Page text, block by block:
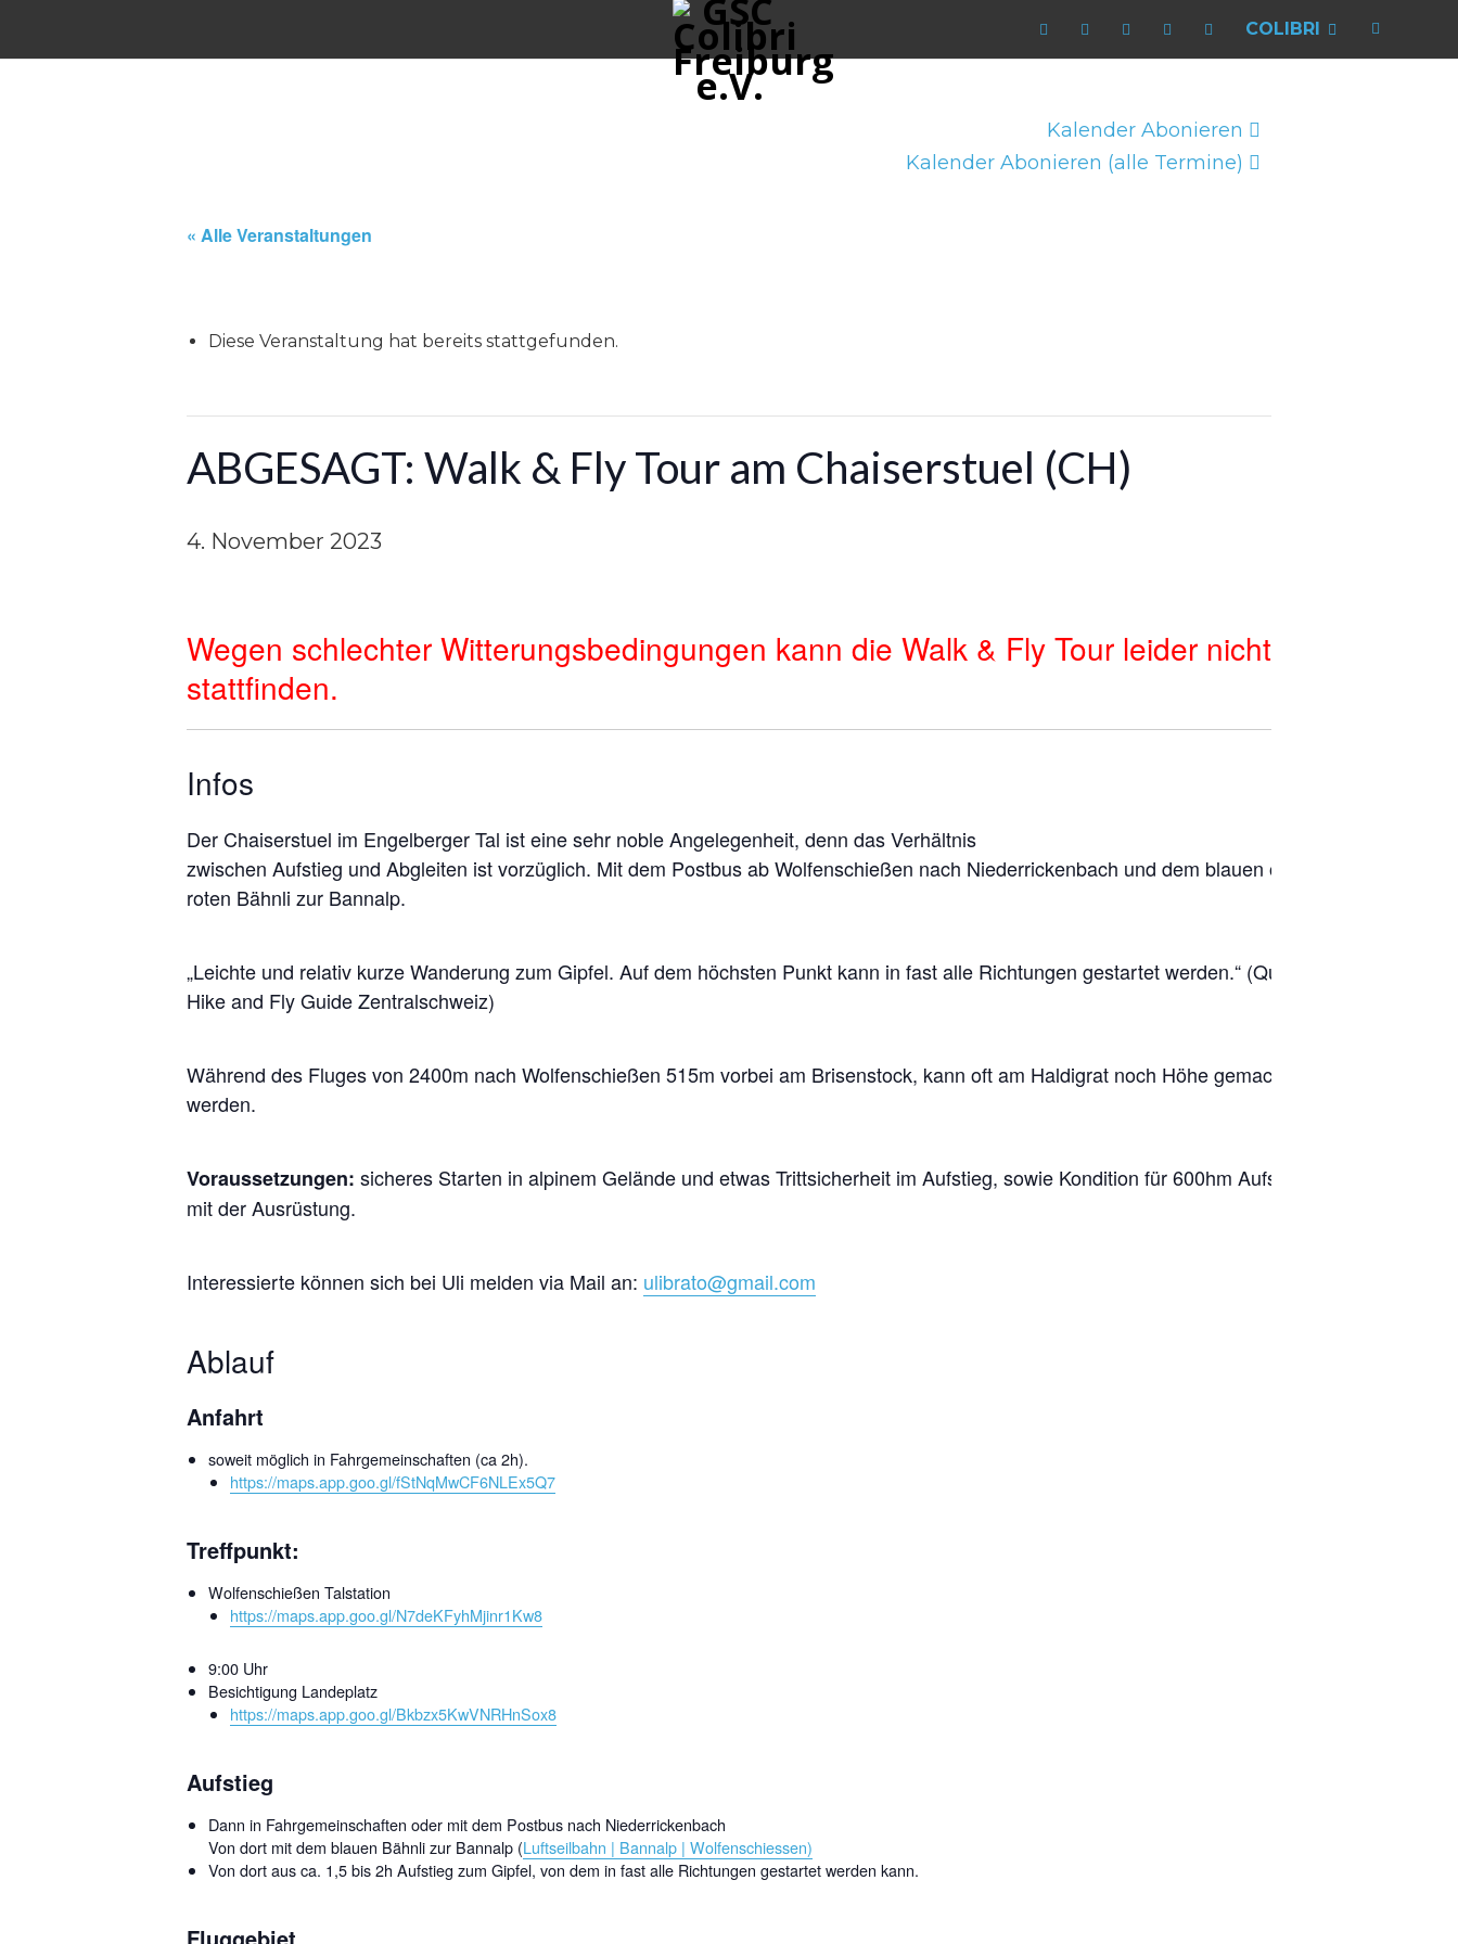
COLIBRI
Kalender Abonieren
Kalender Abonieren (alle Termine)
« Alle Veranstaltungen
Diese Veranstaltung hat bereits stattgefunden.
ABGESAGT: Walk & Fly Tour am Chaiserstuel (CH)
4. November 2023
Wegen schlechter Witterungsbedingungen kann die Walk & Fly Tour leider nicht
stattfinden.
Infos
Der Chaiserstuel im Engelberger Tal ist eine sehr noble Angelegenheit, denn das Verhältnis
zwischen Aufstieg und Abgleiten ist vorzüglich. Mit dem Postbus ab Wolfenschießen nach Niederrickenbach und dem blauen oder
roten Bähnli zur Bannalp.
„Leichte und relativ kurze Wanderung zum Gipfel. Auf dem höchsten Punkt kann in fast alle Richtungen gestartet werden.“ (Quelle
Hike and Fly Guide Zentralschweiz)
Während des Fluges von 2400m nach Wolfenschießen 515m vorbei am Brisenstock, kann oftam Haldigrat noch Höhe gemacht
werden.
Voraussetzungen: sicheres Starten in alpinem Gelände und etwas Trittsicherheit im Aufstieg, sowie Kondition für 600hm Aufstieg
mit der Ausrüstung.
Interessierte können sich bei Uli melden via Mail an: ulibrato@gmail.com
Ablauf
Anfahrt
soweit möglich in Fahrgemeinschaften (ca 2h).
https://maps.app.goo.gl/fStNqMwCF6NLEx5Q7
Treffpunkt:
Wolfenschießen Talstation
https://maps.app.goo.gl/N7deKFyhMjinr1Kw8
9:00 Uhr
Besichtigung Landeplatz
https://maps.app.goo.gl/Bkbzx5KwVNRHnSox8
Aufstieg
Dann in Fahrgemeinschaften oder mit dem Postbus nach Niederrickenbach
Von dort mit dem blauen Bähnli zur Bannalp (Luftseilbahn | Bannalp | Wolfenschiessen)
Von dort aus ca. 1,5 bis 2h Aufstieg zum Gipfel, von dem in fast alle Richtungen gestartet werden kann.